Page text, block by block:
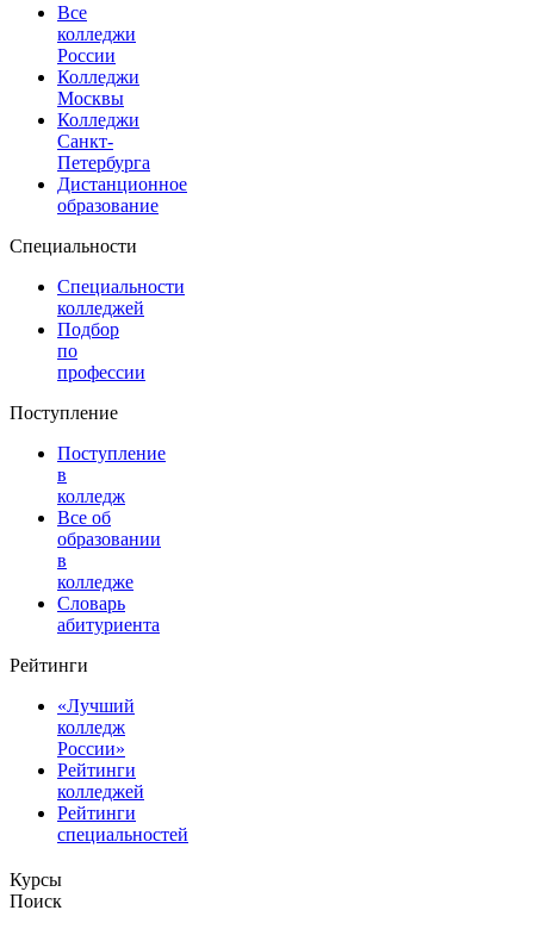
Все
колледжи
России
Колледжи
Москвы
Колледжи
Санкт-
Петербурга
Дистанционное
образование
Специальности
Специальности
колледжей
Подбор
по
профессии
Поступление
Поступление
в
колледж
Все об
образовании
в
колледже
Словарь
абитуриента
Рейтинги
«Лучший
колледж
России»
Рейтинги
колледжей
Рейтинги
специальностей
Курсы
Поиск